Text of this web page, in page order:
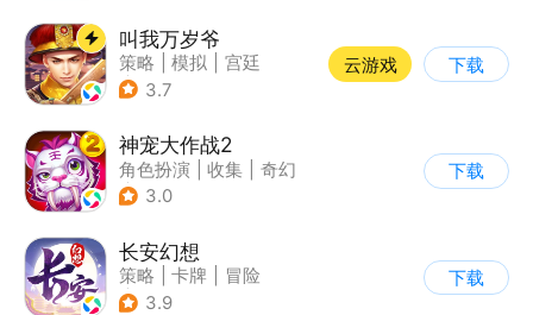
叫我万岁爷
策略 模拟
宫廷
| 剧情
3.7
云游戏 下载
神宠大作战2
角色扮演 收集
奇幻
| 宠物
3.0
下载
长安幻想
策略 卡牌
冒险
| 宠物
3.9
下载